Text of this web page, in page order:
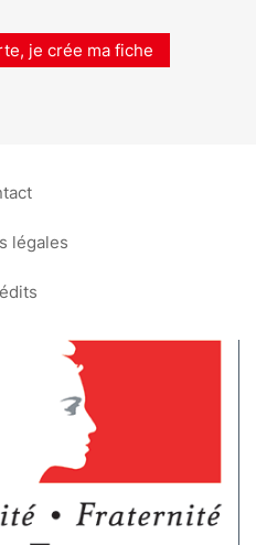
je crée ma fiche
légales